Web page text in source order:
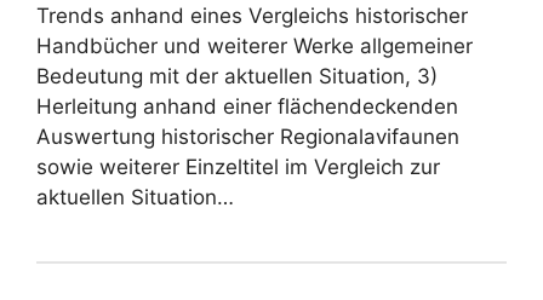
Trends anhand eines Vergleichs historischer
Handbücher und weiterer Werke allgemeiner
Bedeutung mit der aktuellen Situation, 3)
Herleitung anhand einer flächendeckenden
Auswertung historischer Regionalavifaunen
sowie weiterer Einzeltitel im Vergleich zur
aktuellen Situation…